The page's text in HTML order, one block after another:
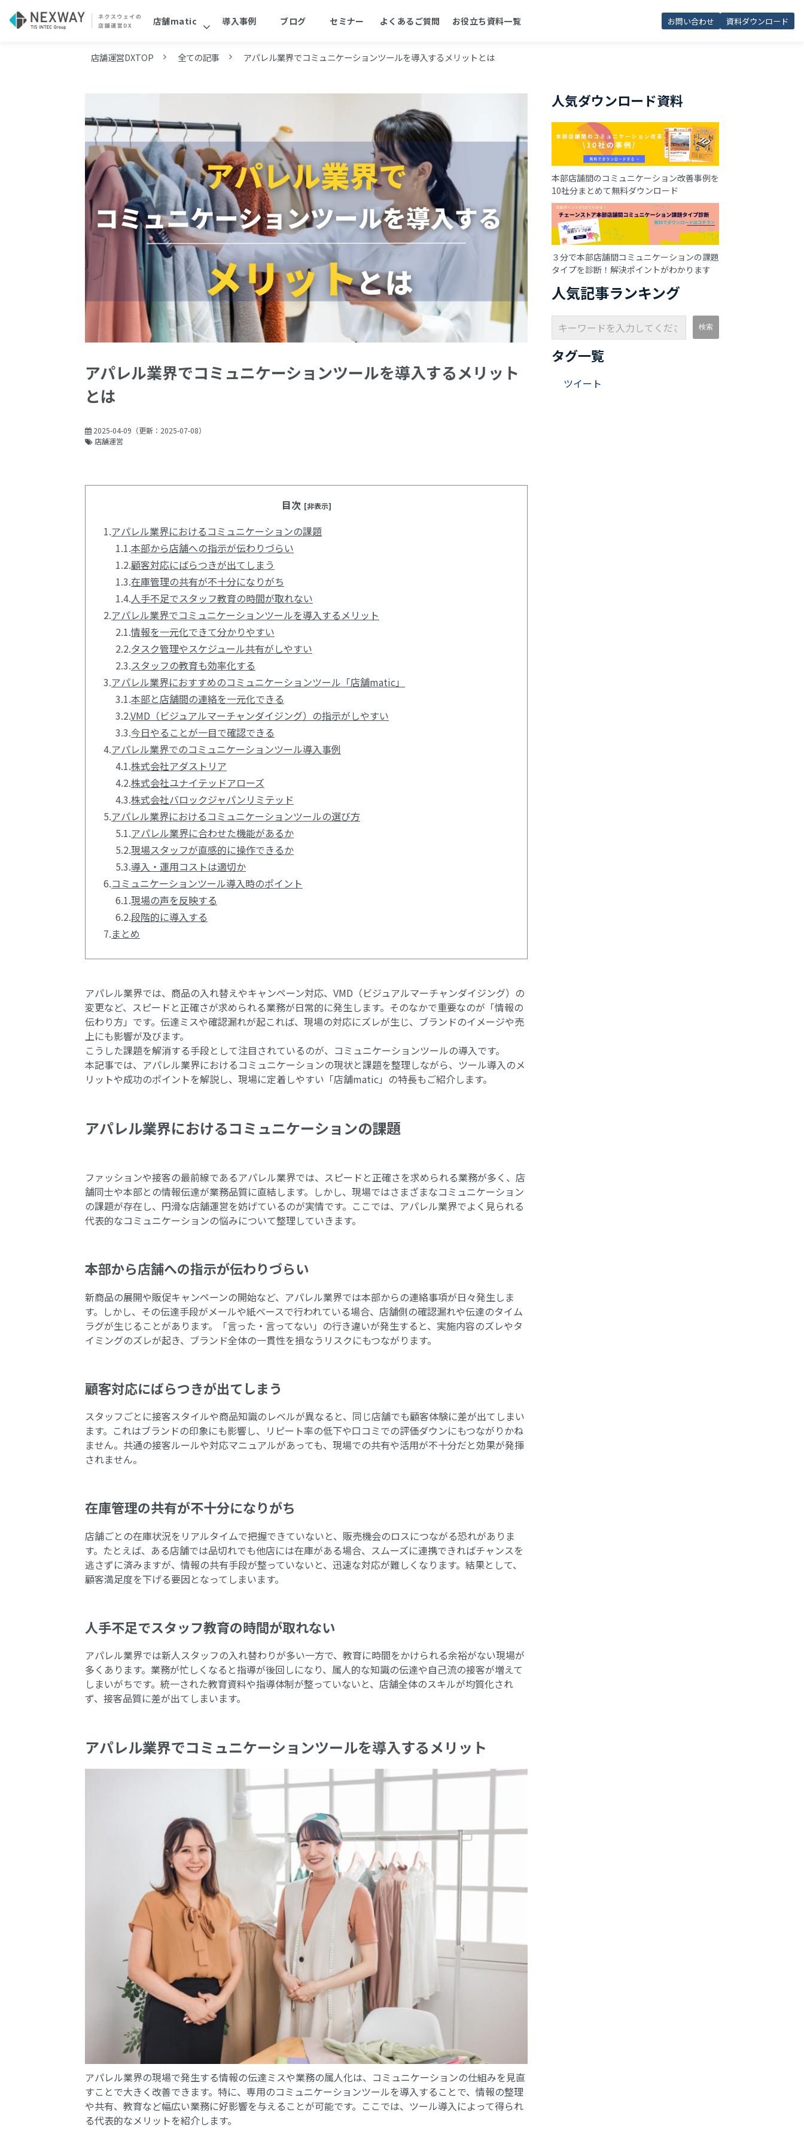
店舗matic 導入事例 ブログ セミナー よくあるご質問 お役立ち資料一覧 お問い合わせ 資料ダウンロード
店舗運営DXTOP 全ての記事 アパレル業界でコミュニケーションツールを導入するメリットとは
アパレル業界でコミュニケーションツールを導入するメリット
とは
2025-04-09 （更新： 2025-07-08）
店舗運営
目次 [非表示]
1.アパレル業界におけるコミュニケーションの課題
1.1.本部から店舗への指示が伝わりづらい
1.2.顧客対応にばらつきが出てしまう
1.3.在庫管理の共有が不十分になりがち
1.4.人手不足でスタッフ教育の時間が取れない
2.アパレル業界でコミュニケーションツールを導入するメリット
2.1.情報を一元化できて分かりやすい
2.2.タスク管理やスケジュール共有がしやすい
2.3.スタッフの教育も効率化する
3.アパレル業界におすすめのコミュニケーションツール「店舗matic」
3.1.本部と店舗間の連絡を一元化できる
3.2.VMD（ビジュアルマーチャンダイジング）の指示がしやすい
3.3.今日やることが一目で確認できる
4.アパレル業界でのコミュニケーションツール導入事例
4.1.株式会社アダストリア
4.2.株式会社ユナイテッドアローズ
4.3.株式会社バロックジャパンリミテッド
5.アパレル業界におけるコミュニケーションツールの選び方
5.1.アパレル業界に合わせた機能があるか
5.2.現場スタッフが直感的に操作できるか
5.3.導入・運用コストは適切か
6.コミュニケーションツール導入時のポイント
6.1.現場の声を反映する
6.2.段階的に導入する
7.まとめ
アパレル業界では、商品の入れ替えやキャンペーン対応、VMD（ビジュアルマーチャンダイジング）の
変更など、スピードと正確さが求められる業務が日常的に発生します。そのなかで重要なのが「情報の
伝わり方」です。伝達ミスや確認漏れが起これば、現場の対応にズレが生じ、ブランドのイメージや売
上にも影響が及びます。
こうした課題を解消する手段として注目されているのが、コミュニケーションツールの導入です。
本記事では、アパレル業界におけるコミュニケーションの現状と課題を整理しながら、ツール導入のメ
リットや成功のポイントを解説し、現場に定着しやすい「店舗matic」の特長もご紹介します。
アパレル業界におけるコミュニケーションの課題
ファッションや接客の最前線であるアパレル業界では、スピードと正確さを求められる業務が多く、店
舗同士や本部との情報伝達が業務品質に直結します。しかし、現場ではさまざまなコミュニケーション
の課題が存在し、円滑な店舗運営を妨げているのが実情です。ここでは、アパレル業界でよく見られる
代表的なコミュニケーションの悩みについて整理していきます。
本部から店舗への指示が伝わりづらい
新商品の展開や販促キャンペーンの開始など、アパレル業界では本部からの連絡事項が日々発生しま
す。しかし、その伝達手段がメールや紙ベースで行われている場合、店舗側の確認漏れや伝達のタイム
ラグが生じることがあります。「言った・言ってない」の行き違いが発生すると、実施内容のズレやタ
イミングのズレが起き、ブランド全体の一貫性を損なうリスクにもつながります。
顧客対応にばらつきが出てしまう
スタッフごとに接客スタイルや商品知識のレベルが異なると、同じ店舗でも顧客体験に差が出てしまい
ます。これはブランドの印象にも影響し、リピート率の低下や口コミでの評価ダウンにもつながりかね
ません。共通の接客ルールや対応マニュアルがあっても、現場での共有や活用が不十分だと効果が発揮
されません。
在庫管理の共有が不十分になりがち
店舗ごとの在庫状況をリアルタイムで把握できていないと、販売機会のロスにつながる恐れがありま
す。たとえば、ある店舗では品切れでも他店には在庫がある場合、スムーズに連携できればチャンスを
逃さずに済みますが、情報の共有手段が整っていないと、迅速な対応が難しくなります。結果として、
顧客満足度を下げる要因となってしまいます。
人手不足でスタッフ教育の時間が取れない
アパレル業界では新人スタッフの入れ替わりが多い一方で、教育に時間をかけられる余裕がない現場が
多くあります。業務が忙しくなると指導が後回しになり、属人的な知識の伝達や自己流の接客が増えて
しまいがちです。統一された教育資料や指導体制が整っていないと、店舗全体のスキルが均質化され
ず、接客品質に差が出てしまいます。
アパレル業界でコミュニケーションツールを導入するメリット
アパレル業界の現場で発生する情報の伝達ミスや業務の属人化は、コミュニケーションの仕組みを見直
すことで大きく改善できます。特に、専用のコミュニケーションツールを導入することで、情報の整理
や共有、教育など幅広い業務に好影響を与えることが可能です。ここでは、ツール導入によって得られ
る代表的なメリットを紹介します。
人気ダウンロード資料
本部店舗間のコミュニケーション改善事例を
10社分まとめて無料ダウンロード
３分で本部店舗間コミュニケーションの課題
タイプを診断！解決ポイントがわかります
人気記事ランキング
タグ一覧
ツイート